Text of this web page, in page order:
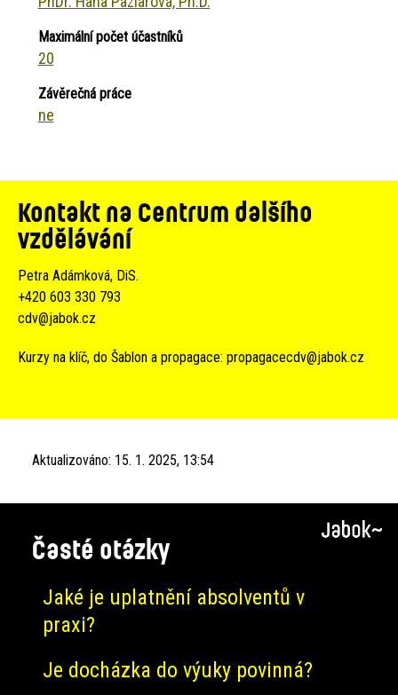
Maximální počet účastníků
20
Závěrečná práce
ne
Kontakt na Centrum dalšího
vzdělávání
Petra Adámková, DiS.
+420 603 330 793
cdv@jabok.cz
Kurzy na klíč, do Šablon a propagace: propagacecdv@jabok.cz
Aktualizováno: 15. 1. 2025, 13:54
Časté otázky
Jaké je uplatnění absolventů v
praxi?
Je docházka do výuky povinná?